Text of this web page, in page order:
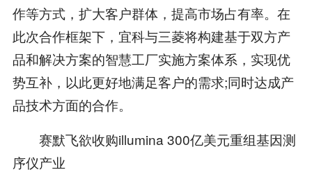
作等方式，扩大客户群体，提高市场占有率。在
此次合作框架下，宜科与三菱将构建基于双方产
品和解决方案的智慧工厂实施方案体系，实现优
势互补，以此更好地满足客户的需求;同时达成产
品技术方面的合作。
赛默飞欲收购illumina 300亿美元重组基因测
序仪产业